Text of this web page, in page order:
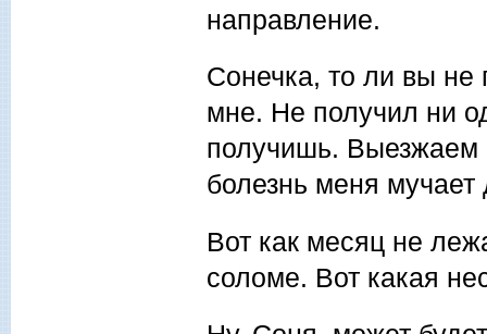
направление.
Сонечка, то ли вы не
мне. Не получил ни
получишь. Выезжаем
болезнь меня
Вот как месяц не
соломе. Вот какая